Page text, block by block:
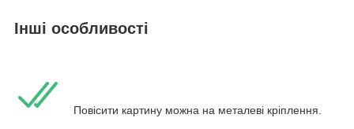
Інші особливості
Повісити картину можна на металеві кріплення.